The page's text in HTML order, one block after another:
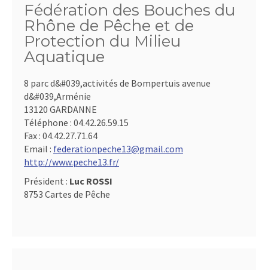
Fédération des Bouches du
Rhône de Pêche et de
Protection du Milieu
Aquatique
8 parc d&#039,activités de Bompertuis avenue
d&#039,Arménie
13120 GARDANNE
Téléphone : 04.42.26.59.15
Fax : 04.42.27.71.64
Email : federationpeche13@gmail.com
http://www.peche13.fr/
Président : Luc ROSSI
8753 Cartes de Pêche